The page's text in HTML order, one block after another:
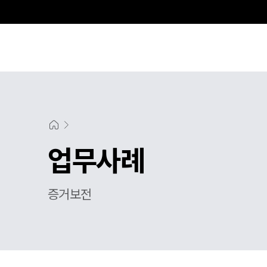
업무사례
증거보전